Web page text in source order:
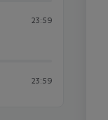
23:59
23:59